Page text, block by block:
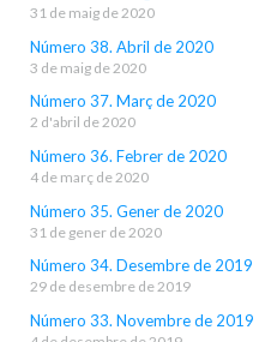
31 de maig de 2020
Número 38. Abril de 2020
3 de maig de 2020
Número 37. Març de 2020
2 d'abril de 2020
Número 36. Febrer de 2020
4 de març de 2020
Número 35. Gener de 2020
31 de gener de 2020
Número 34. Desembre de 2019
29 de desembre de 2019
Número 33. Novembre de 2019